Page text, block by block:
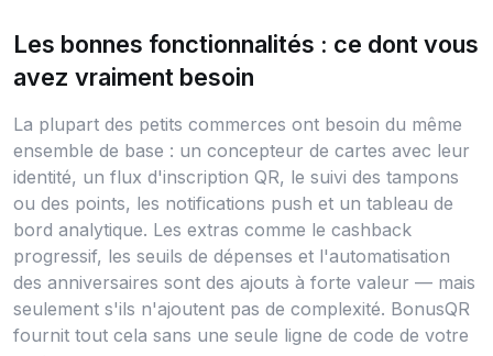
Les bonnes fonctionnalités : ce dont vous
avez vraiment besoin
La plupart des petits commerces ont besoin du même
ensemble de base : un concepteur de cartes avec leur
identité, un flux d'inscription QR, le suivi des tampons
ou des points, les notifications push et un tableau de
bord analytique. Les extras comme le cashback
progressif, les seuils de dépenses et l'automatisation
des anniversaires sont des ajouts à forte valeur — mais
seulement s'ils n'ajoutent pas de complexité. BonusQR
fournit tout cela sans une seule ligne de code de votre